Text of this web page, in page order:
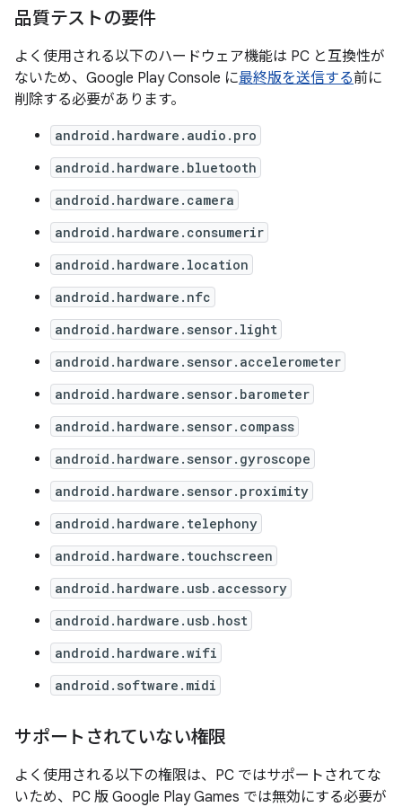
品質テストの要件
よく使用される以下のハードウェア機能は PC と互換性が
ないため、Google Play Console に最終版を送信する前に
削除する必要があります。
android.hardware.audio.pro
android.hardware.bluetooth
android.hardware.camera
android.hardware.consumerir
android.hardware.location
android.hardware.nfc
android.hardware.sensor.light
android.hardware.sensor.accelerometer
android.hardware.sensor.barometer
android.hardware.sensor.compass
android.hardware.sensor.gyroscope
android.hardware.sensor.proximity
android.hardware.telephony
android.hardware.touchscreen
android.hardware.usb.accessory
android.hardware.usb.host
android.hardware.wifi
android.software.midi
サポートされていない権限
よく使用される以下の権限は、PC ではサポートされてな
いため、PC 版 Google Play Games では無効にする必要が